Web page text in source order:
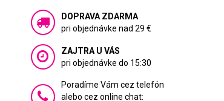
DOPRAVA ZDARMA
pri objednávke nad 29 €
ZAJTRA U VÁS
pri objednávke do 15:30
Poradíme Vám cez telefón
alebo cez online chat: